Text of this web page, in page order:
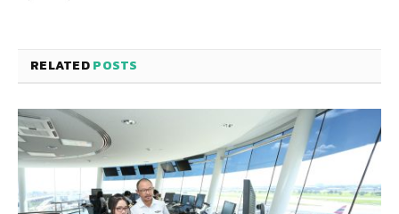
RELATEDPOSTS